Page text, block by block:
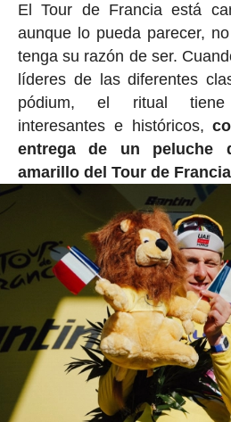
El Tour de Francia está
aunque lo pueda parecer,
tenga su razón de ser.
líderes de las diferentes
pódium, el ritual tiene
interesantes e históricos,
entrega de un peluche
amarillo del Tour de